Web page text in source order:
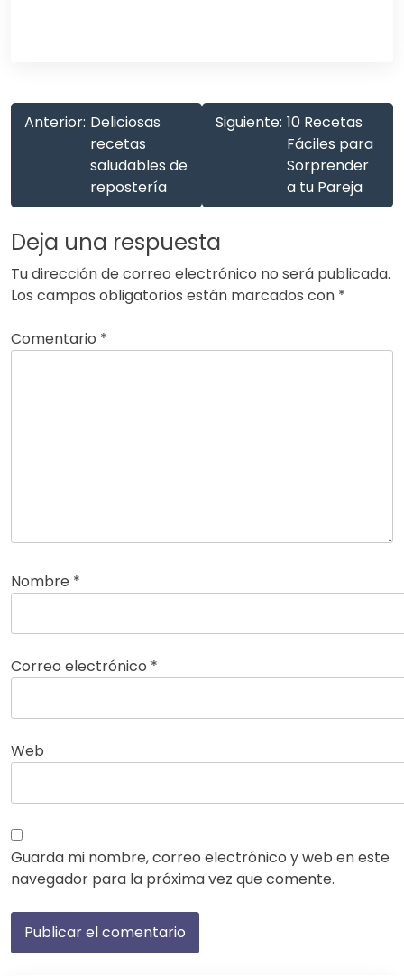
Anterior: Deliciosas
recetas
saludables de
repostería
Siguiente: 10 Recetas
Fáciles para
Sorprender
a tu Pareja
Deja una respuesta
Tu dirección de correo electrónico no será publicada.
Los campos obligatorios están marcados con *
Comentario *
Nombre *
Correo electrónico *
Web
Guarda mi nombre, correo electrónico y web en este
navegador para la próxima vez que comente.